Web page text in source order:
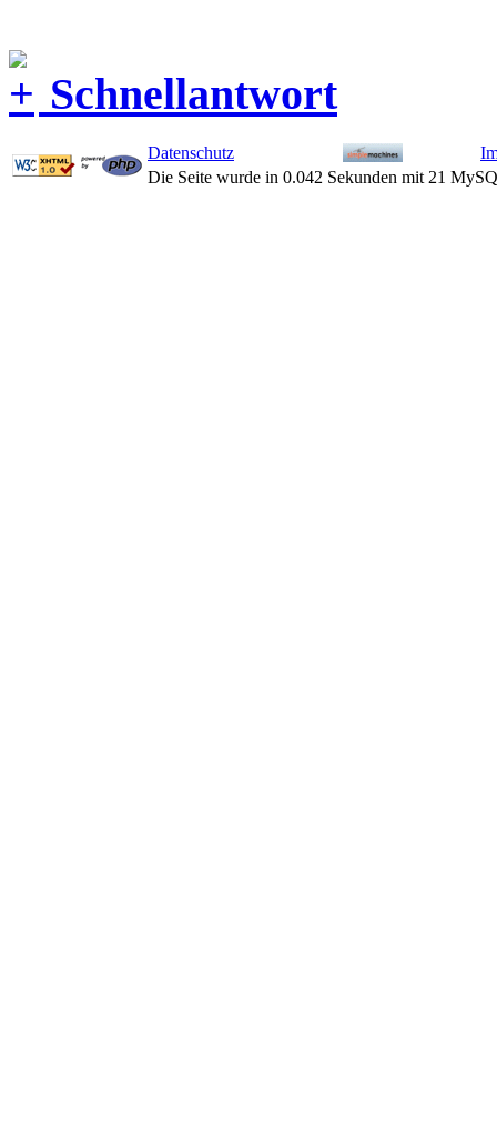
Schnellantwort
Datenschutz
Die Seite wurde in 0.042 Sekunden mit 21